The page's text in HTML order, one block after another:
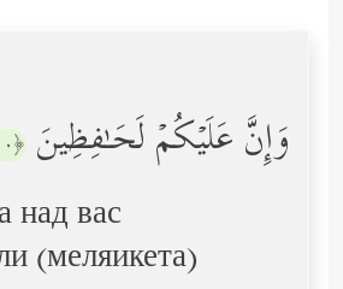
وَإِنَّ عَلَیۡكُمۡ لَحَـٰفِظِینَ ﴿١٠﴾
вас
(меляикета)